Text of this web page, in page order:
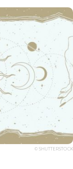
© SHUTTERSTOCK